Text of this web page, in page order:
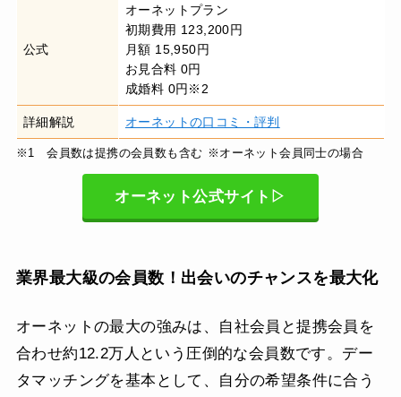
公式
オーネットプラン
初期費用 123,200円
月額 15,950円
お見合料 0円
成婚料 0円※2
詳細解説 オーネットの口コミ・評判
※1 会員数は提携の会員数も含む ※オーネット会員同士の場合
オーネット公式サイト▷
業界最大級の会員数！出会いのチャンスを最大化
オーネットの最大の強みは、自社会員と提携会員を
合わせ約12.2万人という圧倒的な会員数です。デー
タマッチングを基本として、自分の希望条件に合う